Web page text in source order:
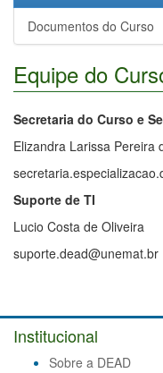
Documentos do Curso
Equipe do
Secretaria do Curso e
Elizandra Larissa Pereira
Suporte de TI
Lucio Costa de Oliveira
suporte.dead@unemat.br
Institucional
Sobre a DEAD